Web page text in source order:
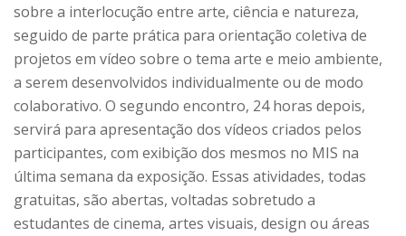
sobre a interlocução entre arte, ciência e natureza,
seguido de parte prática para orientação coletiva de
projetos em vídeo sobre o tema arte e meio ambiente,
a serem desenvolvidos individualmente ou de modo
colaborativo. O segundo encontro, 24 horas depois,
servirá para apresentação dos vídeos criados pelos
participantes, com exibição dos mesmos no MIS na
última semana da exposição. Essas atividades, todas
gratuitas, são abertas, voltadas sobretudo a
estudantes de cinema, artes visuais, design ou áreas